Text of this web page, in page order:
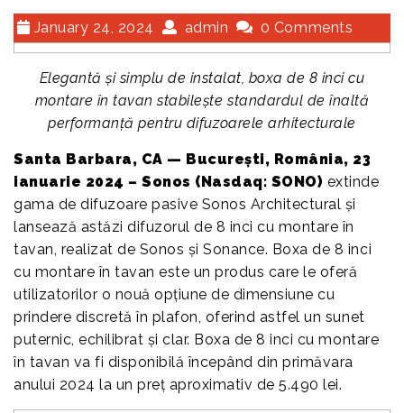
January 24, 2024 admin 0 Comments
Elegantă și simplu de instalat, boxa de 8 inci cu
montare în tavan stabilește standardul de înaltă
performanță pentru difuzoarele arhitecturale
Santa Barbara, CA — București, România, 23
ianuarie 2024 – Sonos (Nasdaq: SONO) extinde
gama de difuzoare pasive Sonos Architectural și
lansează astăzi difuzorul de 8 inci cu montare în
tavan, realizat de Sonos și Sonance. Boxa de 8 inci
cu montare în tavan este un produs care le oferă
utilizatorilor o nouă opțiune de dimensiune cu
prindere discretă în plafon, oferind astfel un sunet
puternic, echilibrat și clar. Boxa de 8 inci cu montare
în tavan va fi disponibilă începând din primăvara
anului 2024 la un preț aproximativ de 5.490 lei.